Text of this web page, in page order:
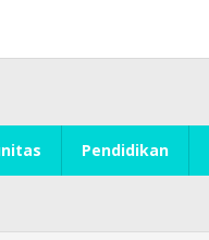
Pendidikan